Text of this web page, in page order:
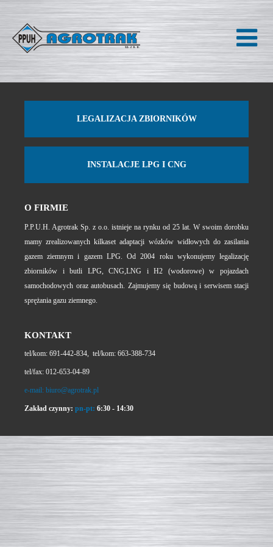
LEGALIZACJA ZBIORNIKÓW
INSTALACJE LPG I CNG
O FIRMIE
P.P.U.H. Agrotrak Sp. z o.o. istnieje na rynku od 25 lat. W swoim dorobku
mamy zrealizowanych kilkaset adaptacji wózków widłowych do zasilania
gazem ziemnym i gazem LPG. Od 2004 roku wykonujemy legalizację
zbiorników i butli LPG, CNG,LNG i H2 (wodorowe) w pojazdach
samochodowych oraz autobusach. Zajmujemy się budową i serwisem stacji
sprężania gazu ziemnego.
KONTAKT
tel/kom: 691-442-834, tel/kom: 663-388-734
tel/fax: 012-653-04-89
e-mail: biuro@agrotrak.pl
Zakład czynny: pn-pt: 6:30 - 14:30